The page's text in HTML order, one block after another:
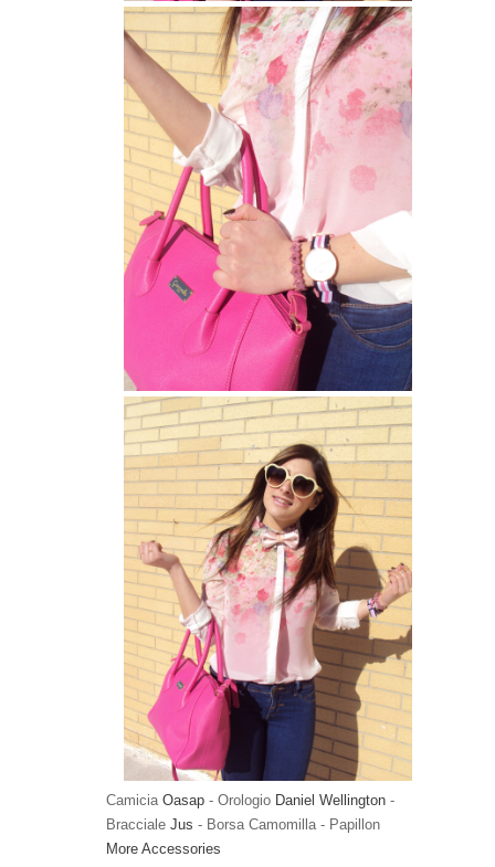
Camicia Oasap - Orologio Daniel Wellington -
Bracciale Jus - Borsa Camomilla - Papillon
More Accessories